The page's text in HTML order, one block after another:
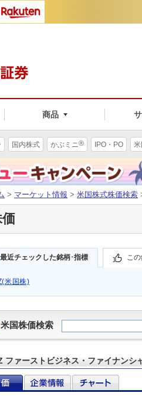
商品
国内株式 かぶミニ® IPO・PO
> マーケット情報 > 米国株式株価検索
最近チェックした銘柄･指標 こ
米国株)